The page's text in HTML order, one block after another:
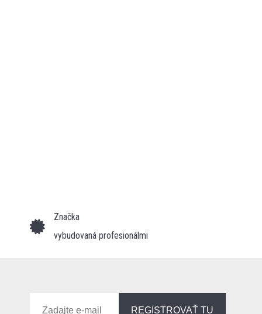
Značka
vybudovaná profesionálmi
REGISTROVAŤ TU